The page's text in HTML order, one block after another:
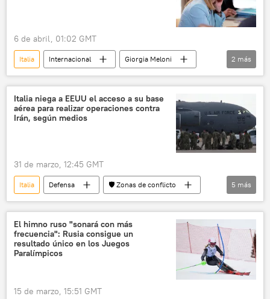
6 de abril, 01:02 GMT
Italia Internacional
Giorgia Meloni
golfo Pérsico
Milán
2 más
Italia niega a EEUU el acceso a su base
aérea para realizar operaciones contra
Irán, según medios
31 de marzo, 12:45 GMT
Italia Defensa
🛡️ Zonas de conflicto
EEUU
Irán
📰 Escalada entre EEUU, Israel e Irán
🌍 Oriente Medio
🌍 Europa
5 más
El himno ruso "sonará con más
frecuencia": Rusia consigue un
resultado único en los Juegos
Paralímpicos
15 de marzo, 15:51 GMT